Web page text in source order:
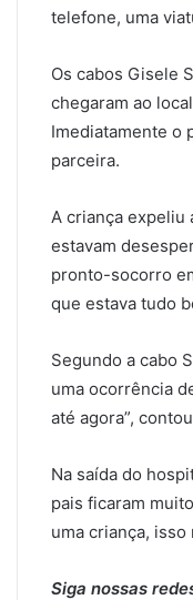
telefone, uma
Os cabos Gisele
chegaram ao
Imediatamente o
parceira.
A criança expeliu
estavam
pronto-socorro
que estava tudo
Segundo a cabo
uma ocorrência
até agora”,
Na saída do
pais ficaram
uma criança,
Siga nossas